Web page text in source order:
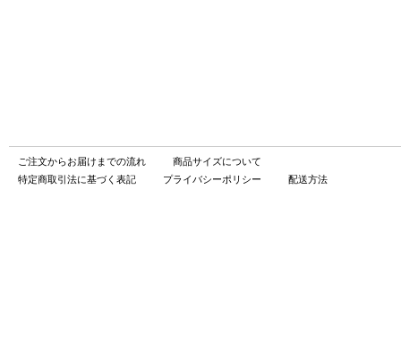
ご注文からお届けまでの流れ
商品サイズについて
特定商取引法に基づく表記
プライバシーポリシー 配送方法